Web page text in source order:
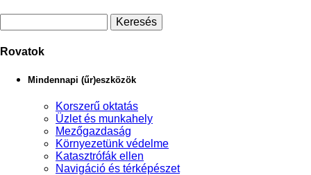
Rovatok
Mindennapi (űr)eszközök
Korszerű oktatás
Üzlet és munkahely
Mezőgazdaság
Környezetünk védelme
Katasztrófák ellen
Navigáció és térképészet